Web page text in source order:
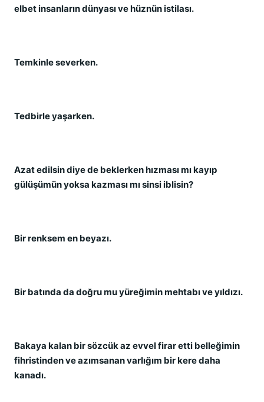
elbet insanların dünyası ve hüznün istilası.
Temkinle severken.
Tedbirle yaşarken.
Azat edilsin diye de beklerken hızması mı kayıp
gülüşümün yoksa kazması mı sinsi iblisin?
Bir renksem en beyazı.
Bir batında da doğru mu yüreğimin mehtabı ve yıldızı.
Bakaya kalan bir sözcük az evvel firar etti belleğimin
fihristinden ve azımsanan varlığım bir kere daha
kanadı.